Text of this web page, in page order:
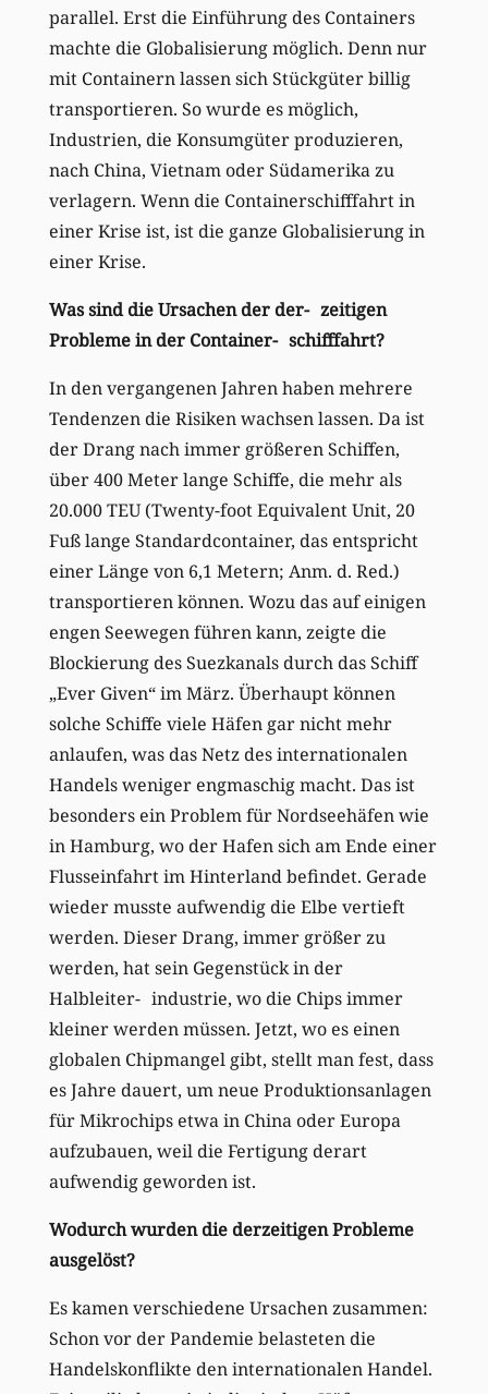
parallel. Erst die Einführung des Containers
machte die Globalisierung möglich. Denn nur
mit Containern lassen sich Stückgüter billig
transportieren. So wurde es möglich,
Industrien, die Konsumgüter produzieren,
nach China, Vietnam oder Südamerika zu
verlagern. Wenn die Containerschifffahrt in
einer Krise ist, ist die ganze Globalisierung in
einer Krise.
Was sind die Ursachen der der- zeitigen
Probleme in der Container- schifffahrt?
In den vergangenen Jahren haben mehrere
Tendenzen die Risiken wachsen lassen. Da ist
der Drang nach immer größeren Schiffen,
über 400 Meter lange Schiffe, die mehr als
20.000 TEU (Twenty-foot Equivalent Unit, 20
Fuß lange Standardcontainer, das entspricht
einer Länge von 6,1 Metern; Anm. d. Red.)
transportieren können. Wozu das auf einigen
engen Seewegen führen kann, zeigte die
Blockierung des Suezkanals durch das Schiff
„Ever Given“ im März. Überhaupt können
solche Schiffe viele Häfen gar nicht mehr
anlaufen, was das Netz des internationalen
Handels weniger engmaschig macht. Das ist
besonders ein Problem für Nordseehäfen wie
in Hamburg, wo der Hafen sich am Ende einer
Flusseinfahrt im Hinterland befindet. Gerade
wieder musste aufwendig die Elbe vertieft
werden. Dieser Drang, immer größer zu
werden, hat sein Gegenstück in der
Halbleiter- industrie, wo die Chips immer
kleiner werden müssen. Jetzt, wo es einen
globalen Chipmangel gibt, stellt man fest, dass
es Jahre dauert, um neue Produktionsanlagen
für Mikrochips etwa in China oder Europa
aufzubauen, weil die Fertigung derart
aufwendig geworden ist.
Wodurch wurden die derzeitigen Probleme
ausgelöst?
Es kamen verschiedene Ursachen zusammen:
Schon vor der Pandemie belasteten die
Handelskonflikte den internationalen Handel.